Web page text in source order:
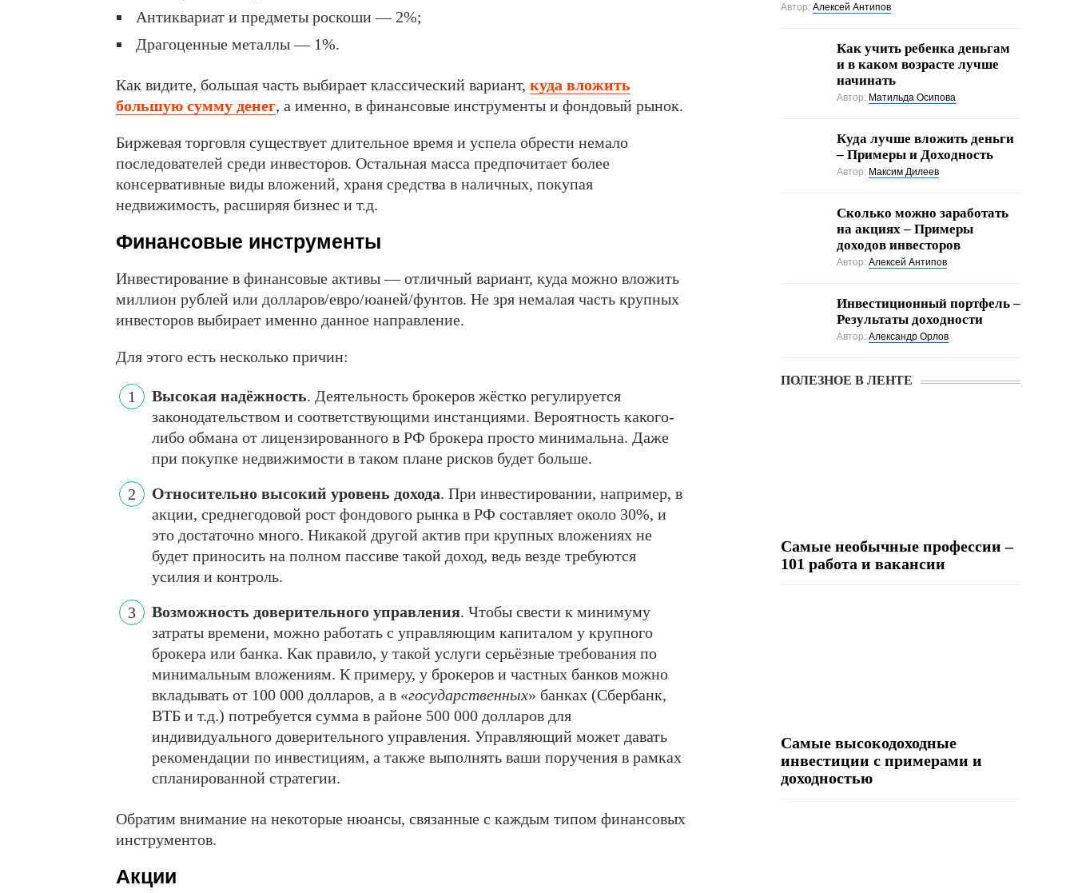
Антиквариат и предметы роскоши — 2%;
Драгоценные металлы — 1%.
Как видите, большая часть выбирает классический вариант, куда вложить
большую сумму денег, а именно, в финансовые инструменты и фондовый рынок.
Биржевая торговля существует длительное время и успела обрести немало
последователей среди инвесторов. Остальная масса предпочитает более
консервативные виды вложений, храня средства в наличных, покупая
недвижимость, расширяя бизнес и т.д.
Финансовые инструменты
Инвестирование в финансовые активы — отличный вариант, куда можно вложить
миллион рублей или долларов/евро/юаней/фунтов. Не зря немалая часть крупных
инвесторов выбирает именно данное направление.
Для этого есть несколько причин:
Высокая надёжность. Деятельность брокеров жёстко регулируется
законодательством и соответствующими инстанциями. Вероятность какого-
либо обмана от лицензированного в РФ брокера просто минимальна. Даже
при покупке недвижимости в таком плане рисков будет больше.
Относительно высокий уровень дохода. При инвестировании, например, в
акции, среднегодовой рост фондового рынка в РФ составляет около 30%, и
это достаточно много. Никакой другой актив при крупных вложениях не
будет приносить на полном пассиве такой доход, ведь везде требуются
усилия и контроль.
Возможность доверительного управления. Чтобы свести к минимуму
затраты времени, можно работать с управляющим капиталом у крупного
брокера или банка. Как правило, у такой услуги серьёзные требования по
минимальным вложениям. К примеру, у брокеров и частных банков можно
вкладывать от 100 000 долларов, а в «государственных» банках (Сбербанк,
ВТБ и т.д.) потребуется сумма в районе 500 000 долларов для
индивидуального доверительного управления. Управляющий может давать
рекомендации по инвестициям, а также выполнять ваши поручения в рамках
спланированной стратегии.
Обратим внимание на некоторые нюансы, связанные с каждым типом финансовых
инструментов.
Акции
Автор: Алексей Антипов
Как учить ребенка деньгам
и в каком возрасте лучше
начинать
Автор: Матильда Осипова
Куда лучше вложить деньги
– Примеры и Доходность
Автор: Максим Дилеев
Cколько можно заработать
на акциях – Примеры
доходов инвесторов
Автор: Алексей Антипов
Инвестиционный портфель –
Результаты доходности
Автор: Александр Орлов
ПОЛЕЗНОЕ В ЛЕНТЕ
Самые необычные профессии –
101 работа и вакансии
Самые высокодоходные
инвестиции с примерами и
доходностью